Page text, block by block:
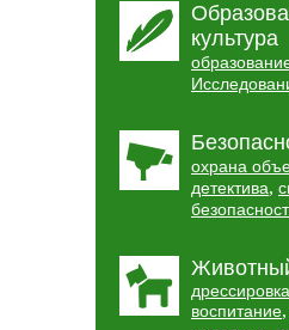
культура
охрана
детектива,
воспитание,